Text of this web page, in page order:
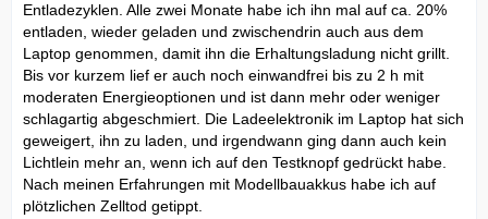
Entladezyklen. Alle zwei Monate habe ich ihn mal auf ca. 20%
entladen, wieder geladen und zwischendrin auch aus dem
Laptop genommen, damit ihn die Erhaltungsladung nicht grillt.
Bis vor kurzem lief er auch noch einwandfrei bis zu 2 h mit
moderaten Energieoptionen und ist dann mehr oder weniger
schlagartig abgeschmiert. Die Ladeelektronik im Laptop hat sich
geweigert, ihn zu laden, und irgendwann ging dann auch kein
Lichtlein mehr an, wenn ich auf den Testknopf gedrückt habe.
Nach meinen Erfahrungen mit Modellbauakkus habe ich auf
plötzlichen Zelltod getippt.